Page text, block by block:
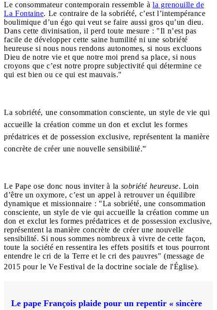
Le consommateur contemporain ressemble à la grenouille de
La Fontaine. Le contraire de la sobriété, c’est l’intempérance
boulimique d’un égo qui veut se faire aussi gros qu’un dieu.
Dans cette divinisation, il perd toute mesure : "Il n’est pas
facile de développer cette saine humilité ni une sobriété
heureuse si nous nous rendons autonomes, si nous excluons
Dieu de notre vie et que notre moi prend sa place, si nous
croyons que c’est notre propre subjectivité qui détermine ce
qui est bien ou ce qui est mauvais."
La sobriété, une consommation consciente, un style de vie qui
accueille la création comme un don et exclut les formes
prédatrices et de possession exclusive, représentent la manière
concrète de créer une nouvelle sensibilité.”
Le Pape ose donc nous inviter à la sobriété heureuse. Loin
d’être un oxymore, c’est un appel à retrouver un équilibre
dynamique et missionnaire : "La sobriété, une consommation
consciente, un style de vie qui accueille la création comme un
don et exclut les formes prédatrices et de possession exclusive,
représentent la manière concrète de créer une nouvelle
sensibilité. Si nous sommes nombreux à vivre de cette façon,
toute la société en ressentira les effets positifs et tous pourront
entendre le cri de la Terre et le cri des pauvres" (message de
2015 pour le Ve Festival de la doctrine sociale de l'Église).
Le pape François plaide pour un repentir « sincère